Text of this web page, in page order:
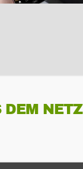
DEM NETZ